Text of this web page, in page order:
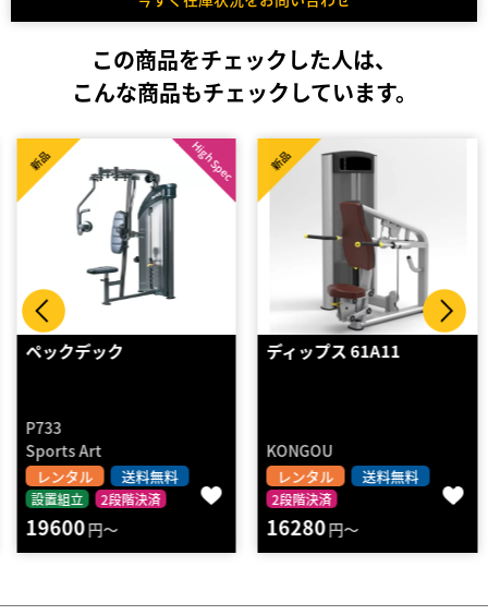
この商品をチェックした人は、
こんな商品もチェックしています。
ペックデック
P733
Sports Art
レンタル 送料無料
設置組立 2段階決済
High Spec
新品
19600円～
ディップス 61A11
KONGOU
レンタル 送料無料
2段階決済
新品
16280円～